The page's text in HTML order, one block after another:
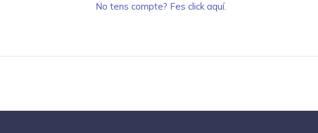
No tens compte? Fes click aquí.